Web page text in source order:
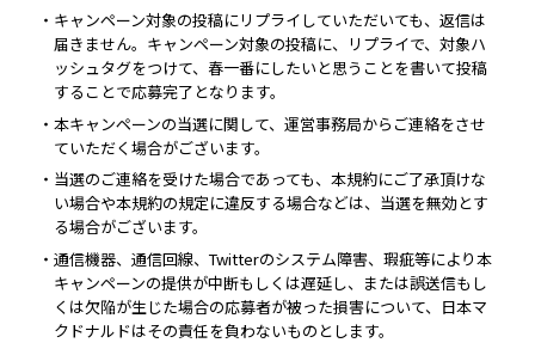
・キャンペーン対象の投稿にリプライしていただいても、返信は
届きません。キャンペーン対象の投稿に、リプライで、対象ハ
ッシュタグをつけて、春一番にしたいと思うことを書いて投稿
することで応募完了となります。
・本キャンペーンの当選に関して、運営事務局からご連絡をさせ
ていただく場合がございます。
・当選のご連絡を受けた場合であっても、本規約にご了承頂けな
い場合や本規約の規定に違反する場合などは、当選を無効とす
る場合がございます。
・通信機器、通信回線、Twitterのシステム障害、瑕疵等により本
キャンペーンの提供が中断もしくは遅延し、または誤送信もし
くは欠陥が生じた場合の応募者が被った損害について、日本マ
クドナルドはその責任を負わないものとします。